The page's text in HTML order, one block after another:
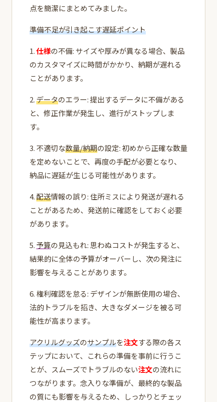
点を簡潔にまとめてみました。
準備不足が引き起こす遅延ポイント
1.仕様の不備: サイズや厚みが異なる場合、製品
のカスタマイズに時間がかかり、納期が遅れる
ことがあります。
2.データのエラー: 提出するデータに不備がある
と、修正作業が発生し、進行がストップしま
す。
3. 不適切な数量/納期の設定: 初めから正確な数量
を定めないことで、再度の手配が必要となり、
納品に遅延が生じる可能性があります。
4.配送情報の誤り: 住所ミスにより発送が遅れる
ことがあるため、発送前に確認をしておく必要
があります。
5.予算の見込もれ: 思わぬコストが発生すると、
結果的に全体の予算がオーバーし、次の発注に
影響を与えることがあります。
6. 権利確認を怠る: デザインが無断使用の場合、
法的トラブルを招き、大きなダメージを被る可
能性が高まります。
アクリルグッズのサンプルを注文する際の各ス
テップにおいて、これらの準備を事前に行うこ
とが、スムーズでトラブルのない注文の流れに
つながります。念入りな準備が、最終的な製品
の質にも影響を与えるため、しっかりとチェッ